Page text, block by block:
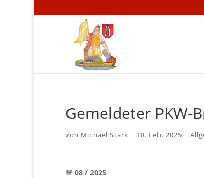
Gemeldeter PKW-
von Michael Stark | 18. Feb. 2025 |
🚨 08 / 2025